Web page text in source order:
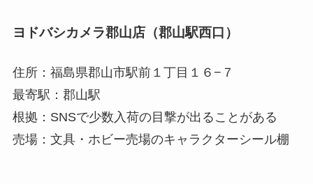
ヨドバシカメラ郡山店（郡山駅西口）
住所：福島県郡山市駅前１丁目１６−７
最寄駅：郡山駅
根拠：SNSで少数入荷の目撃が出ることがある
売場：文具・ホビー売場のキャラクターシール棚